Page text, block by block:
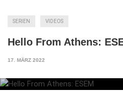
SERIEN VIDEOS
Hello From Athens:
17. MÄRZ 2022